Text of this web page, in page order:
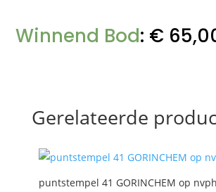
Winnend Bod: €
Gerelateerde
puntstempel 41 GORINCHEM op